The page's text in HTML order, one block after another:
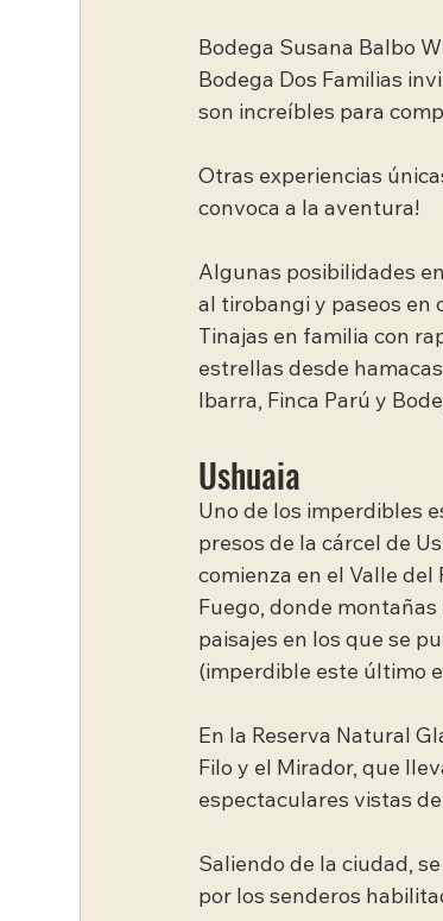
Bodega Susana Balbo
Bodega Dos Familias
son increíbles para
Otras experiencias
convoca a la aventura!
Algunas posibilidades
al tirobangi y paseos en
Tinajas en familia con
estrellas desde
Ibarra, Finca Parú y
Ushuaia
Uno de los imperdibles
presos de la cárcel de
comienza en el Valle del
Fuego, donde
paisajes en los que se
(imperdible este último
En la Reserva Natural
Filo y el Mirador, que
espectaculares vistas
Saliendo de la ciudad,
por los senderos